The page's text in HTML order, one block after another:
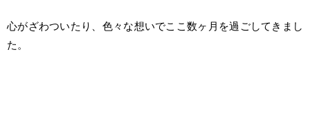
心がざわついたり、色々な想いでここ数ヶ月を過ごしてきまし
た。